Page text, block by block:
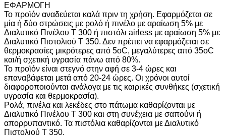
ΕΦΑΡΜΟΓΗ
Το προϊόν αναδεύεται καλά πριν τη χρήση. Εφαρμόζεται σε
μία ή δύο στρώσεις με ρολό ή πινέλο με αραίωση 5% με
Διαλυτικό Πινέλου Τ 300 ή πιστόλι airless με αραίωση 5% με
Διαλυτικό Πιστολιού Τ 350. Δεν πρέπει να εφαρμόζεται σε
θερμοκρασίες μικρότερες από 5οC, μεγαλύτερες από 35οC
και/ή σχετική υγρασία πάνω από 80%.
Το προϊόν είναι στεγνό στην αφή σε 3-4 ώρες και
επαναβάφεται μετά από 20-24 ώρες. Οι χρόνοι αυτοί
διαφοροποιούνται ανάλογα με τις καιρικές συνθήκες (σχετική
υγρασία και θερμοκρασία).
Ρολά, πινέλα και λεκέδες στο πάτωμα καθαρίζονται με
Διαλυτικό Πινέλου Τ 300 και στη συνέχεια με σαπούνι ή
απορρυπαντικό. Τα πιστόλια καθαρίζονται με Διαλυτικό
Πιστολιού Τ 350.